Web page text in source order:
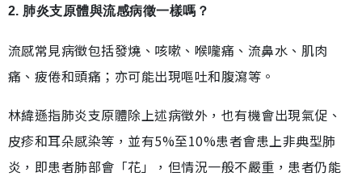
2. 肺炎支原體與流感病徵一樣嗎？
流感常見病徵包括發燒、咳嗽、喉嚨痛、流鼻水、肌肉
痛、疲倦和頭痛；亦可能出現嘔吐和腹瀉等。
林緯遜指肺炎支原體除上述病徵外，也有機會出現氣促、
皮疹和耳朵感染等，並有5%至10%患者會患上非典型肺
炎，即患者肺部會「花」，但情況一般不嚴重，患者仍能